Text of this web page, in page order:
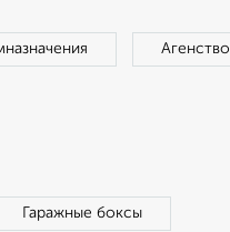
Агенство
Гаражные боксы